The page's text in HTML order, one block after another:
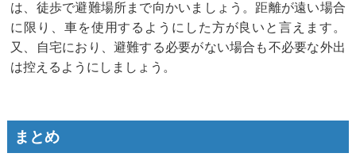
は、徒歩で避難場所まで向かいましょう。距離が遠い場合
に限り、車を使用するようにした方が良いと言えます。
又、自宅におり、避難する必要がない場合も不必要な外出
は控えるようにしましょう。
まとめ